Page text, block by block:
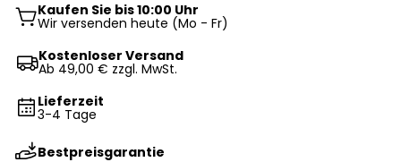
Kaufen Sie bis 10:00 Uhr
Wir versenden heute (Mo - Fr)
Kostenloser Versand
Ab 49,00 € zzgl. MwSt.
Lieferzeit
3-4 Tage
Bestpreisgarantie